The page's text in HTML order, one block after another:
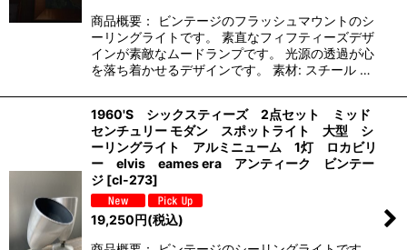
商品概要： ビンテージのフラッシュマウントのシ
ーリングライトです。 素直なフィフティーズデザ
インが素敵なムードランプです。 光源の透過が心
を落ち着かせるデザインです。 素材: スチール …
1960'S シックスティーズ 2点セット ミッド
センチュリー モダン スポットライト 大型 シ
ーリングライト アルミニューム 1灯 ロカビリ
ー elvis eames era アンティーク ビンテー
ジ [cl-273]
19,250円(税込)